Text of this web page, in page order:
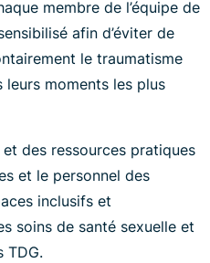
membre de l’équipe de
afin d’éviter de
le traumatisme
leurs moments les plus
des ressources pratiques
et le personnel des
inclusifs et
soins de santé sexuelle et
TDG.